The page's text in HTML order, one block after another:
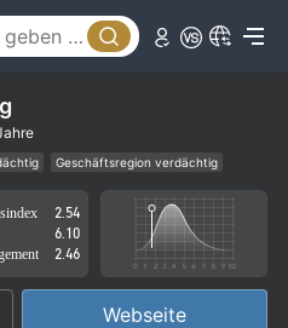
Geschäftsregion verdächtig
Risiko
2.54
6.10
2.46
Webseite